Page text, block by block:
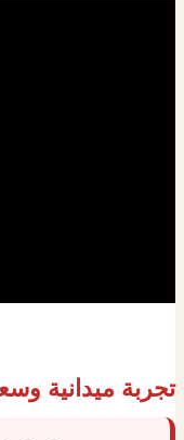
تجربة ميدانية